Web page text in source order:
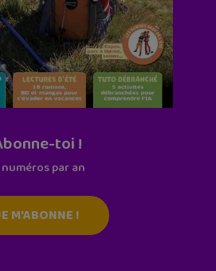
toi !
numéros par an
M'ABONNE !